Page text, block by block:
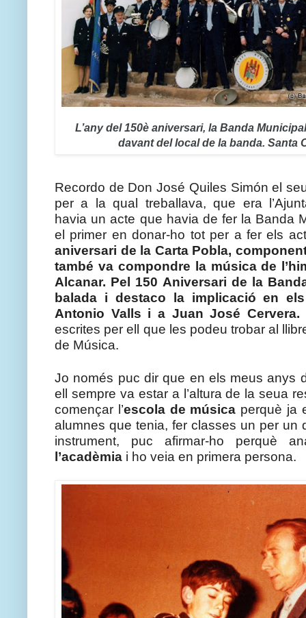
L’any del 150è aniversari, la Banda
davant del local de la banda. Santa
Recordo de Don José Quiles Simón el
per a la qual treballava, que era
havia un acte que havia de fer la Banda
el primer en donar-ho tot per a fer els
aniversari de la Carta Pobla,
també va compondre la música de
Alcanar. Pel 150 Aniversari de la
balada i destaco la implicació en
Antonio Valls i a Juan José Cervera.
escrites per ell que les podeu trobar al
de Música.
Jo només puc dir que en els meus anys
ell sempre va estar a l’altura de la seua
començar l’escola de música perquè ja
alumnes que tenia, fer classes un per un
l’acadèmia i ho veia en primera persona.